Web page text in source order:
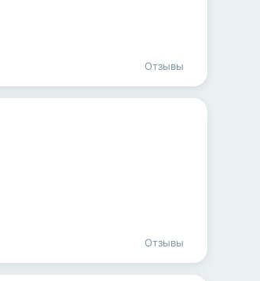
Отзывы
Отзывы